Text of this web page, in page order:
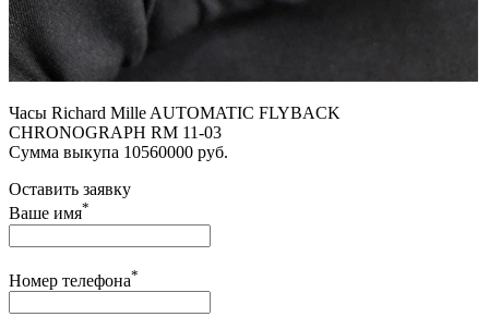
Часы Richard Mille AUTOMATIC FLYBACK
CHRONOGRAPH RM 11-03
Сумма выкупа 10560000 руб.
Оставить заявку
Ваше имя*
Номер телефона*